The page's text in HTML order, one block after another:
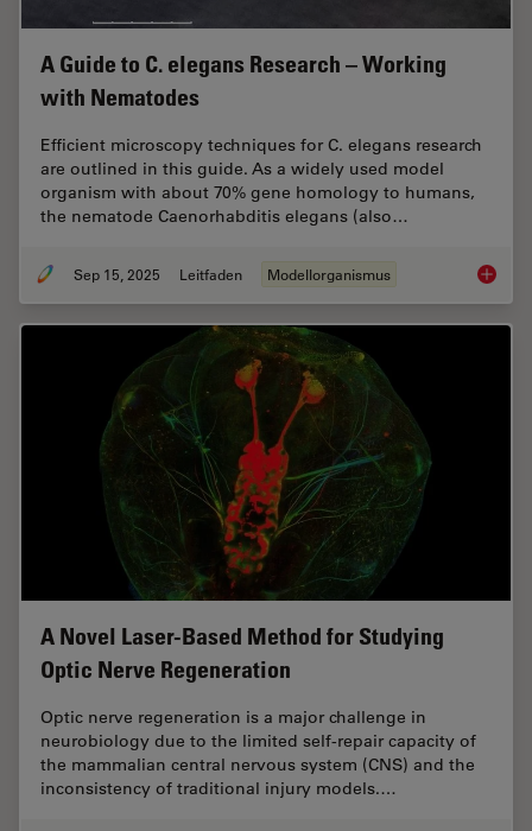
A Guide to C. elegans Research – Working
with Nematodes
Efficient microscopy techniques for C. elegans research
are outlined in this guide. As a widely used model
organism with about 70% gene homology to humans,
the nematode Caenorhabditis elegans (also…
Sep 15, 2025 Leitfaden Modellorganismus A
A Novel Laser-Based Method for Studying
Optic Nerve Regeneration
Optic nerve regeneration is a major challenge in
neurobiology due to the limited self-repair capacity of
the mammalian central nervous system (CNS) and the
inconsistency of traditional injury models.…